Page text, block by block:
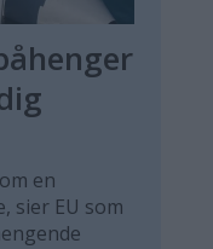
en
sier EU som